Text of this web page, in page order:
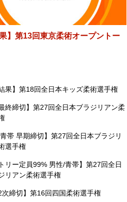
果】第13回東京柔術オープントー
果】第18回全日本キッズ柔術選手権
終締切】第27回全日本ブラジリアン柔
青帯 早期締切】第27回全日本ブラジリ
選手権
リー定員99% 男性/青帯】第27回全日
リアン柔術選手権
次締切】第16回四国柔術選手権